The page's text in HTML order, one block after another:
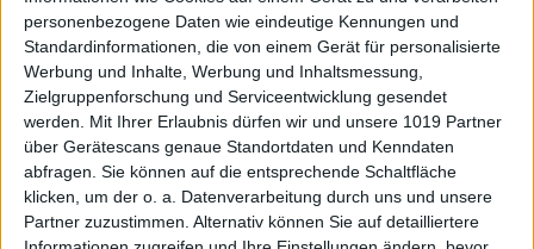
personenbezogene Daten wie eindeutige Kennungen und
Standardinformationen, die von einem Gerät für personalisierte
Werbung und Inhalte, Werbung und Inhaltsmessung,
Zielgruppenforschung und Serviceentwicklung gesendet
werden.
Mit Ihrer Erlaubnis dürfen wir und unsere 1019 Partner
über Gerätescans genaue Standortdaten und Kenndaten
abfragen. Sie können auf die entsprechende Schaltfläche
klicken, um der o. a. Datenverarbeitung durch uns und unsere
Partner zuzustimmen. Alternativ können Sie auf detailliertere